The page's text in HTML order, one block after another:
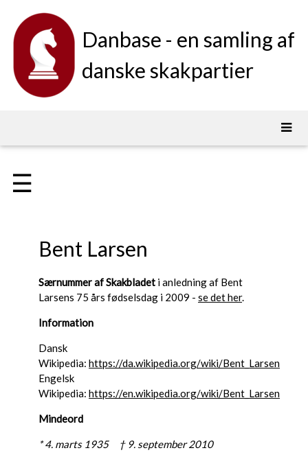
Danbase - en samling af
danske skakpartier
☰
Bent Larsen
Særnummer af Skakbladet i anledning af Bent
Larsens 75 års fødselsdag i 2009 - se det her.
Information
Dansk
Wikipedia: https://da.wikipedia.org/wiki/Bent_Larsen
Engelsk
Wikipedia: https://en.wikipedia.org/wiki/Bent_Larsen
Mindeord
* 4. marts 1935 † 9. september 2010